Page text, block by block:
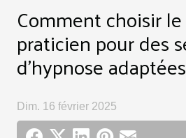
Comment choisir
praticien pour des
d'hypnose adaptées
Dim. 16 février 2025